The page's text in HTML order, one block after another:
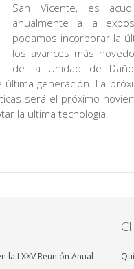
San Vicente, es
anualmente a la
podamos incorporar la
los avances más
de la Unidad de
generación. La
será el próximo
la ultima tecnología.
LXXV Reunión Anual